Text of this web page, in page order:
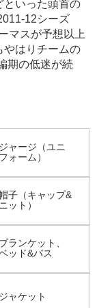
といった頭首の
12シーズ
マスが予想以上
やはりチームの
期の低迷が続
ジャージ（ユニ
フォーム）
子（キャップ&
ニット）
ブランケット、
ッド&バス
ジャケット